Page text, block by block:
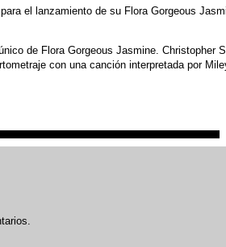
el lanzamiento de su Flora Gorgeous
de Flora Gorgeous Jasmine. Christopher
con una canción interpretada por